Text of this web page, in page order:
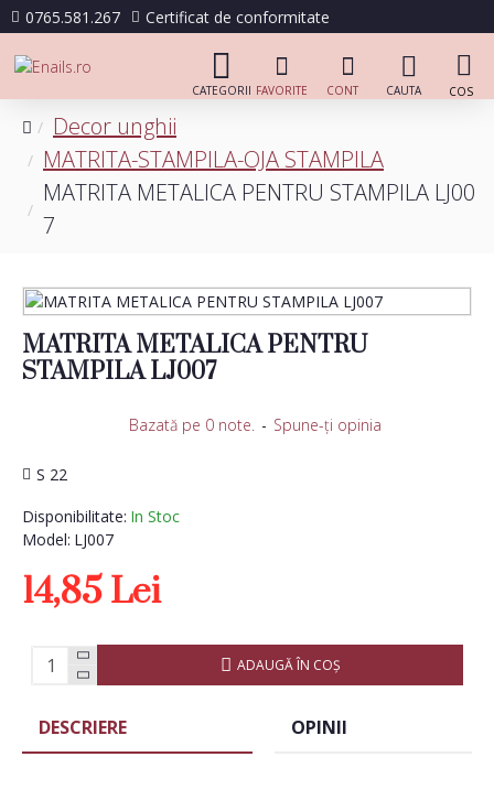
0765.581.267 Certificat de conformitate
Decor unghii
MATRITA-STAMPILA-OJA STAMPILA
MATRITA METALICA PENTRU STAMPILA LJ00
7
MATRITA METALICA PENTRU
STAMPILA LJ007
Disponibilitate: In Stoc
Model: LJ007
S 22
Bazată pe 0 note. - Spune-ţi opinia
14,85 Lei
ADAUGĂ ÎN COŞ
DESCRIERE OPINII